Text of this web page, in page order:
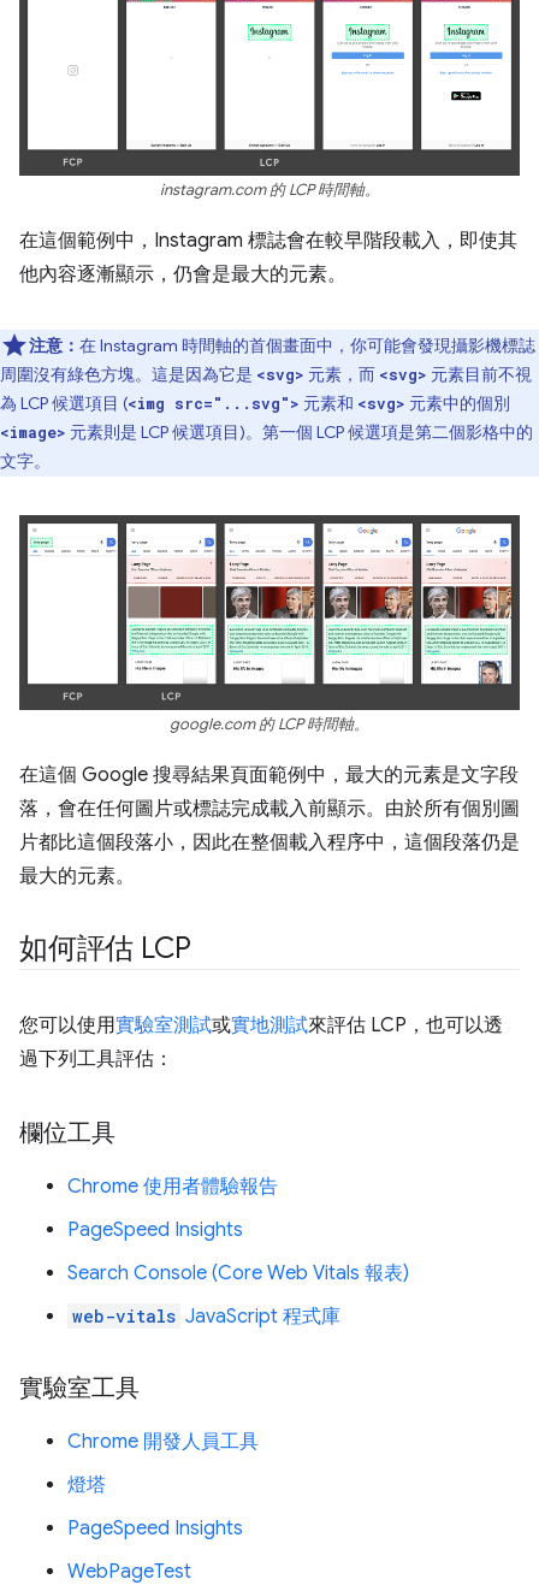
instagram.com 的 LCP 時間軸。
在這個範例中，Instagram 標誌會在較早階段載入，即使其
他內容逐漸顯示，仍會是最大的元素。
注意： 在 Instagram 時間軸的首個畫面中，你可能會發現攝影機標誌
周圍沒有綠色方塊。這是因為它是 <svg> 元素，而 <svg> 元素目前不視
為 LCP 候選項目 (<img src="...svg"> 元素和 <svg> 元素中的個別
<image> 元素則是 LCP 候選項目)。第一個 LCP 候選項是第二個影格中的
文字。
google.com 的 LCP 時間軸。
在這個 Google 搜尋結果頁面範例中，最大的元素是文字段
落，會在任何圖片或標誌完成載入前顯示。由於所有個別圖
片都比這個段落小，因此在整個載入程序中，這個段落仍是
最大的元素。
如何評估 LCP
您可以使用實驗室測試或實地測試來評估 LCP，也可以透
過下列工具評估：
欄位工具
Chrome 使用者體驗報告
PageSpeed Insights
Search Console (Core Web Vitals 報表)
web-vitals JavaScript 程式庫
實驗室工具
Chrome 開發人員工具
燈塔
PageSpeed Insights
WebPageTest